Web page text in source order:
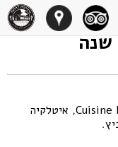
שנה
Cuisine
, איטלקיה
.